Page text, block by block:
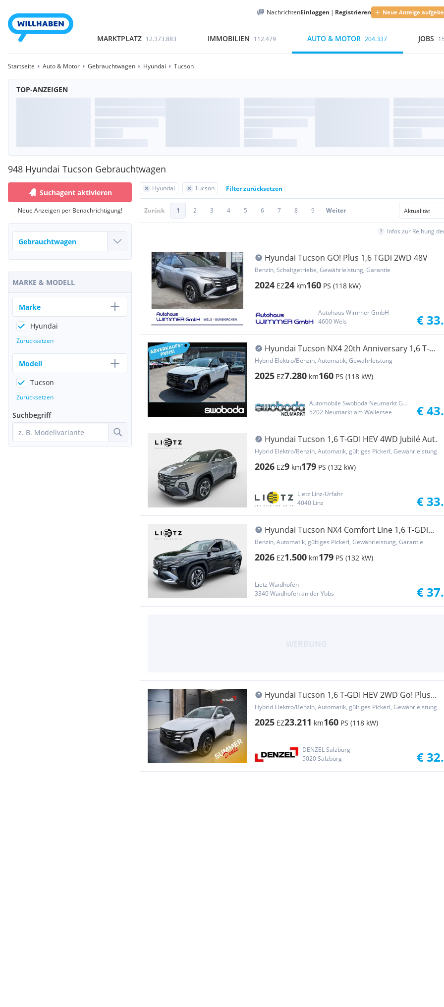
NachrichtenEinloggen | Registrieren Neue Anzeige
MARKTPLATZ 12.373.883 IMMOBILIEN 112.479 AUTO & MOTOR 204.337 JOBS
Startseite Auto & Motor Gebrauchtwagen Hyundai Tucson
TOP-ANZEIGEN
948 Hyundai Tucson Gebrauchtwagen
Hyundai Tucson Filter zurücksetzen
Zurück 1 2 3 4 5 6 7 8 9 Weiter
Infos zur Reihung
Hyundai Tucson GO! Plus 1,6 TGDi 2WD 48V
Benzin, Schaltgetriebe, Gewährleistung, Garantie
2024 EZ24 km160 PS (118 kW)
Autohaus Wimmer GmbH
4600 Wels
€
Hyundai Tucson NX4 20th Anniversary 1,6 T-
GDi HEV 4WD AT t
Hybrid Elektro/Benzin, Automatik, Gewährleistung
2025 EZ7.280 km160 PS (118 kW)
Automobile Swoboda Neumarkt GmbH
5202 Neumarkt am Wallersee
€
Hyundai Tucson 1,6 T-GDI HEV 4WD Jubilé Aut.
Hybrid Elektro/Benzin, Automatik, gültiges Pickerl, Gewährleistung
2026 EZ9 km179 PS (132 kW)
Lietz Linz-Urfahr
4040 Linz
€
Hyundai Tucson NX4 Comfort Line 1,6 T-GDi
HEV 4WD AT t7hc2
Benzin, Automatik, gültiges Pickerl, Gewährleistung, Garantie
2026 EZ1.500 km179 PS (132 kW)
Lietz Waidhofen
3340 Waidhofen an der Ybbs
€
Hyundai Tucson 1,6 T-GDI HEV 2WD Go! Plus
Aut.
Hybrid Elektro/Benzin, Automatik, gültiges Pickerl, Gewährleistung
2025 EZ23.211 km160 PS (118 kW)
DENZEL Salzburg
5020 Salzburg
€
Suchagent aktivieren
Neue Anzeigen per Benachrichtigung!
MARKE & MODELL
Marke
Hyundai
Zurücksetzen
Modell
Tucson
Zurücksetzen
Suchbegriff